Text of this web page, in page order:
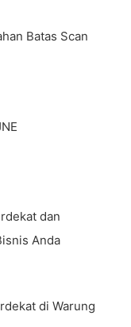
Batas Scan
dan
Anda
di Warung